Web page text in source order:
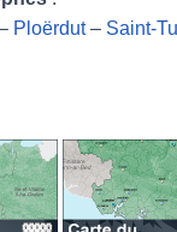
Ploërdut– Saint-